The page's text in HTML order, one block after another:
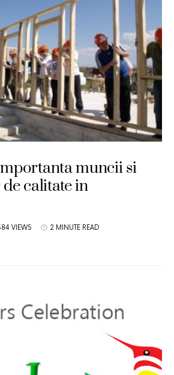
muncii si
calitate in
VIEWS 2 MINUTE READ